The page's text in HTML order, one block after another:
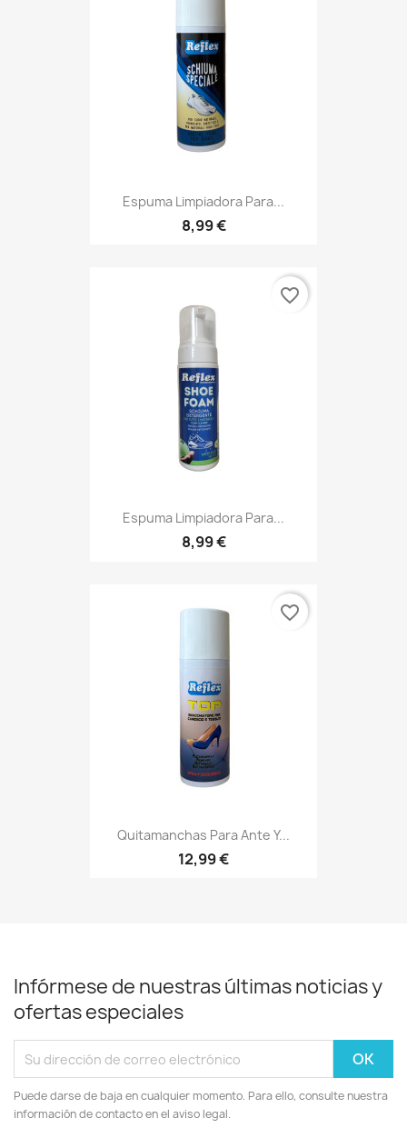
Espuma Limpiadora Para...
8,99 €
Espuma Limpiadora Para...
8,99 €
favorite_border
Quitamanchas Para Ante Y...
12,99 €
favorite_border
Infórmese de nuestras últimas noticias y
ofertas especiales
Puede darse de baja en cualquier momento. Para ello, consulte nuestra
información de contacto en el aviso legal.